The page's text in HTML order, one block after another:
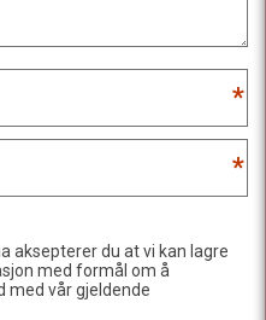
*
*
aksepterer du at vi kan lagre
med formål om å
med vår gjeldende